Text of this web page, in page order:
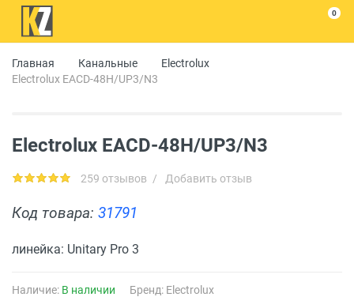
0
Главная Канальные
Electrolux
Electrolux EACD-48H/UP3/N3
Electrolux EACD-48H/UP3/N3
259 отзывов / Добавить отзыв
Код товара: 31791
линейка: Unitary Pro 3
Наличие: В наличии Бренд: Electrolux